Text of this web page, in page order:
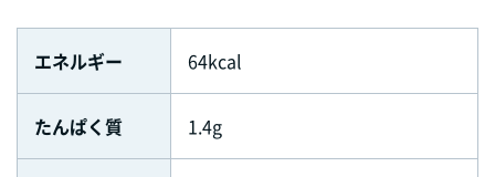
エネルギー 64kcal
たんぱく質 1.4g